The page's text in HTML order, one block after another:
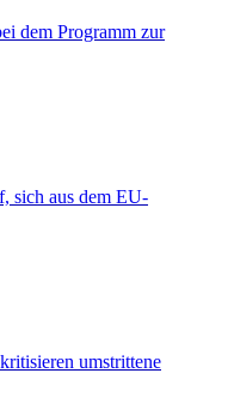
dem Programm zur
sich aus dem EU-
umstrittene